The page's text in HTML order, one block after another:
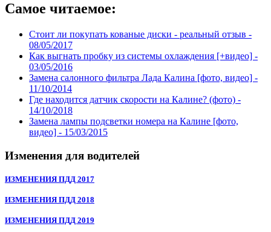
Самое читаемое:
Стоит ли покупать кованые диски - реальный отзыв -
08/05/2017
Как выгнать пробку из системы охлаждения [+видео] -
03/05/2016
Замена салонного фильтра Лада Калина [фото, видео] -
11/10/2014
Где находится датчик скорости на Калине? (фото) -
14/10/2018
Замена лампы подсветки номера на Калине [фото,
видео] - 15/03/2015
Изменения для водителей
ИЗМЕНЕНИЯ ПДД 2017
ИЗМЕНЕНИЯ ПДД 2018
ИЗМЕНЕНИЯ ПДД 2019